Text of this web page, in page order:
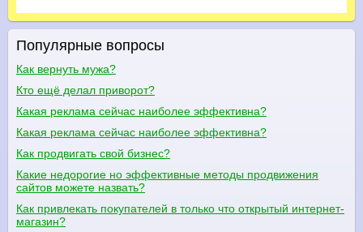
Популярные вопросы
Как вернуть мужа?
Кто ещё делал приворот?
Какая реклама сейчас наиболее эффективна?
Какая реклама сейчас наиболее эффективна?
Как продвигать свой бизнес?
Какие недорогие но эффективные методы продвижения
сайтов можете назвать?
Как привлекать покупателей в только что открытый интернет-
магазин?